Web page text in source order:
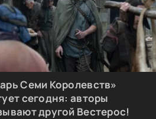
Семи Королевств»
сегодня: авторы
другой Вестерос!